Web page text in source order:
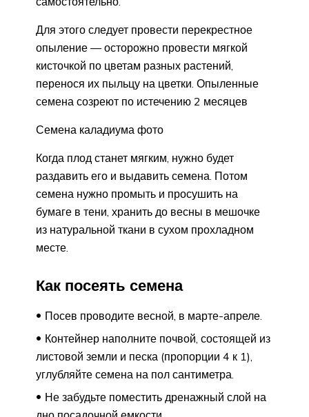
Для этого следует провести перекрестное
опыление — осторожно провести мягкой
кисточкой по цветам разных растений,
перенося их пыльцу на цветки. Опыленные
семена созреют по истечению 2 месяцев
Семена каладиума фото
Когда плод станет мягким, нужно будет
раздавить его и выдавить семена. Потом
семена нужно промыть и просушить на
бумаге в тени, хранить до весны в мешочке
из натуральной ткани в сухом прохладном
месте.
Как посеять семена
Посев проводите весной, в марте-апреле.
Контейнер наполните почвой, состоящей из
листовой земли и песка (пропорции 4 к 1),
углубляйте семена на пол сантиметра.
Не забудьте поместить дренажный слой на